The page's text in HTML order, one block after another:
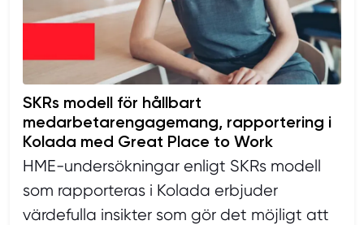
SKRs modell för hållbart
medarbetarengagemang, rapportering i
Kolada med Great Place to Work
HME-undersökningar enligt SKRs modell
som rapporteras i Kolada erbjuder
värdefulla insikter som gör det möjligt att